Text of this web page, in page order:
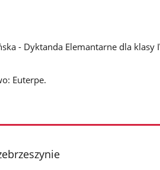
- Dyktanda Elemantarne dla klasy
Euterpe.